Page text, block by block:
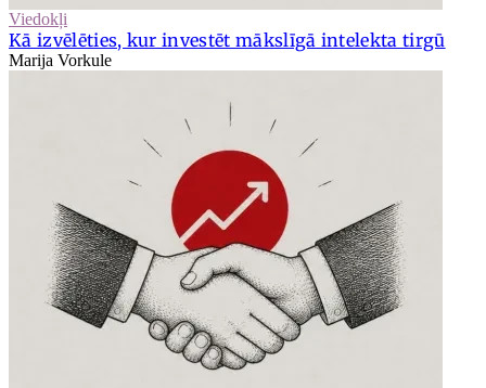
Viedokļi
Kā izvēlēties, kur investēt mākslīgā intelekta tirgū
Marija Vorkule